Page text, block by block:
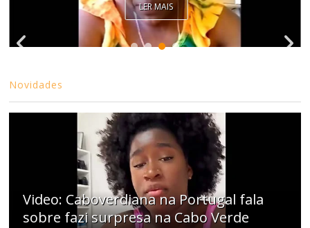
LER MAIS
Novidades
Video: Caboverdiana na Portugal fala
sobre fazi surpresa na Cabo Verde